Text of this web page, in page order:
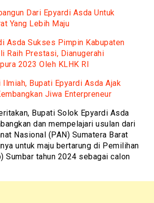
Dari Epyardi Asda Untuk
Yang Lebih Maju
Asda Sukses Pimpin Kabupaten
Raih Prestasi, Dianugerahi
2023 Oleh KLHK RI
Ilmiah, Bupati Epyardi Asda Ajak
Jiwa Enterpreneur
Bupati Solok Epyardi Asda
dan mempelajari usulan dari
Nasional (PAN) Sumatera Barat
untuk maju bertarung di Pemilihan
Sumbar tahun 2024 sebagai calon